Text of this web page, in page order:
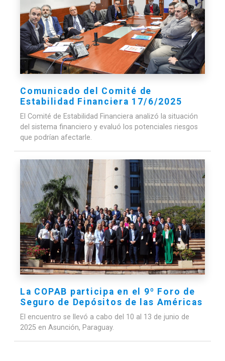
Comunicado del Comité de
Estabilidad Financiera 17/6/2025
El Comité de Estabilidad Financiera analizó la situación
del sistema financiero y evaluó los potenciales riesgos
que podrían afectarle.
La COPAB participa en el 9º Foro de
Seguro de Depósitos de las Américas
El encuentro se llevó a cabo del 10 al 13 de junio de
2025 en Asunción, Paraguay.